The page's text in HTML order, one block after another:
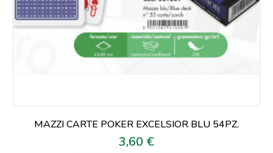
MAZZI CARTE POKER EXCELSIOR BLU 54PZ.
Prezzo
3,60 €